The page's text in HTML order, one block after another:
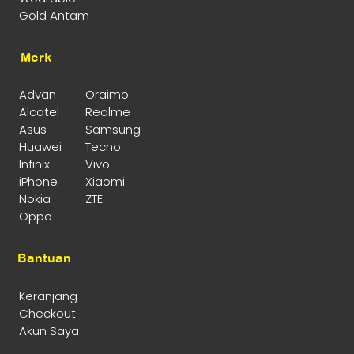
Gold Antam
Merk
Advan
Oraimo
Alcatel
Realme
Asus
Samsung
Huawei
Tecno
Infinix
Vivo
iPhone
Xiaomi
Nokia
ZTE
Oppo
Bantuan
Keranjang
Checkout
Akun Saya